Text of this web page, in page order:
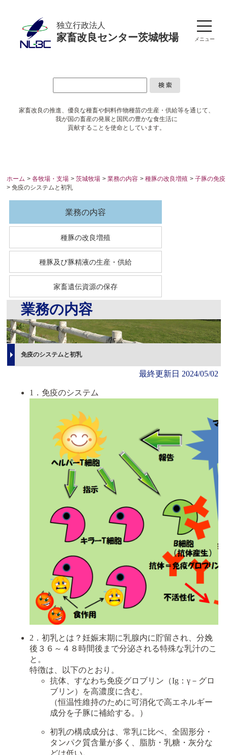
独立行政法人
家畜改良センター茨城牧場 メニュー
家畜改良の推進、優良な種畜や飼料作物種苗の生産・供給等を通じて、
我が国の畜産の発展と国民の豊かな食生活に
貢献することを使命としています。
ホーム >各牧場・支場 >茨城牧場 >業務の内容 >種豚の改良増殖 >子豚の免疫
> 免疫のシステムと初乳
業務の内容
種豚の改良増殖
種豚及び豚精液の生産・供給
家畜遺伝資源の保存
業務の内容
免疫のシステムと初乳
最終更新日 2024/05/02
1．免疫のシステム
2．初乳とは？妊娠末期に乳腺内に貯留され、分娩
後３６～４８時間後まで分泌される特殊な乳汁のこ
と。
特徴は、以下のとおり。
抗体、すなわち免疫グロブリン（Ig：γ－グロ
ブリン）を高濃度に含む。
（恒温性維持のために可消化で高エネルギー
成分を子豚に補給する。）
初乳の構成成分は、常乳に比べ、全固形分・
タンパク質含量が多く、脂肪・乳糖・灰分な